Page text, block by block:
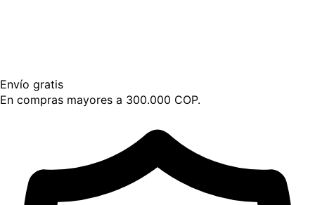
Envío gratis
En compras mayores a 300.000 COP.